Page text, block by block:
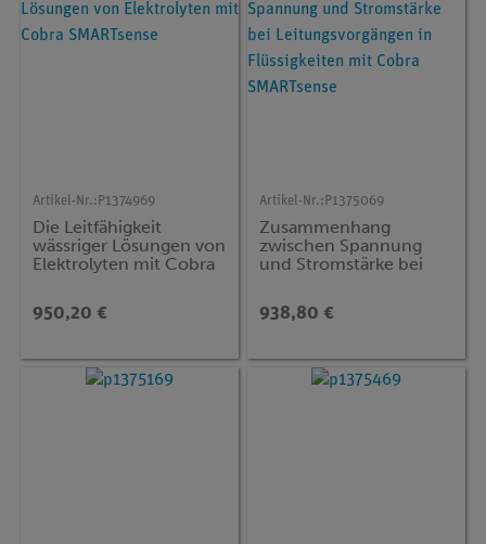
Artikel-Nr.: P1374969
Die Leitfähigkeit
wässriger Lösungen von
Elektrolyten mit Cobra
950,20 €
Artikel-Nr.: P1375069
Zusammenhang
zwischen Spannung
und Stromstärke bei
Flüssigkeiten mit Cobra
SMARTsense
938,80 €